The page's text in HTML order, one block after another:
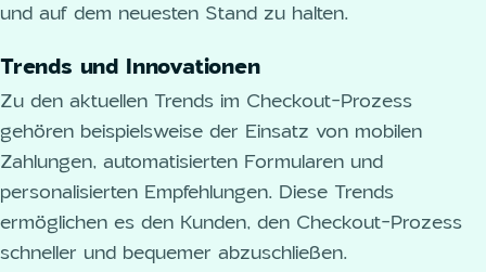
und auf dem neuesten Stand zu halten.
Trends und Innovationen
Zu den aktuellen Trends im Checkout-Prozess
gehören beispielsweise der Einsatz von mobilen
Zahlungen, automatisierten Formularen und
personalisierten Empfehlungen. Diese Trends
ermöglichen es den Kunden, den Checkout-Prozess
schneller und bequemer abzuschließen.